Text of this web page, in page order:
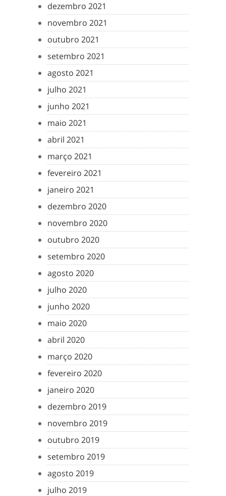
dezembro 2021
novembro 2021
outubro 2021
setembro 2021
agosto 2021
julho 2021
junho 2021
maio 2021
abril 2021
março 2021
fevereiro 2021
janeiro 2021
dezembro 2020
novembro 2020
outubro 2020
setembro 2020
agosto 2020
julho 2020
junho 2020
maio 2020
abril 2020
março 2020
fevereiro 2020
janeiro 2020
dezembro 2019
novembro 2019
outubro 2019
setembro 2019
agosto 2019
julho 2019